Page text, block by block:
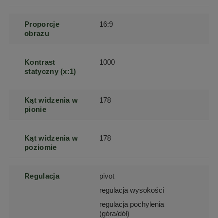
Proporcje
obrazu
16:9
Kontrast
statyczny (x:1)
1000
Kąt widzenia w
pionie
178
Kąt widzenia w
poziomie
178
Regulacja
pivot
regulacja wysokości
regulacja pochylenia
(góra/dół)